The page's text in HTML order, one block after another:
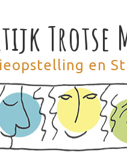
Trotse
en